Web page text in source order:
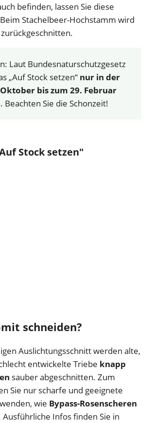
befinden, lassen Sie diese
Stachelbeer-Hochstamm wird
Laut Bundesnaturschutzgesetz
„Auf Stock setzen“ nur in der
bis zum 29. Februar
Sie die Schonzeit!
Stock setzen"
schneiden?
Auslichtungsschnitt werden alte,
entwickelte Triebe knapp
sauber abgeschnitten. Zum
Sie nur scharfe und geeignete
wie Bypass-Rosenscheren
Ausführliche Infos finden Sie in